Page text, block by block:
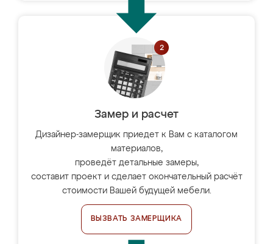
Замер и расчет
Дизайнер-замерщик приедет к Вам с каталогом
материалов,
проведёт детальные замеры,
составит проект и сделает окончательный расчёт
стоимости Вашей будущей мебели.
ВЫЗВАТЬ ЗАМЕРЩИКА